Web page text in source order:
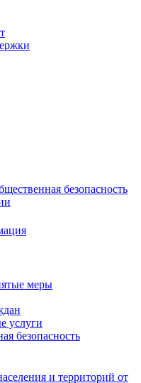
безопасность
меры
услуги
безопасность
и территорий от